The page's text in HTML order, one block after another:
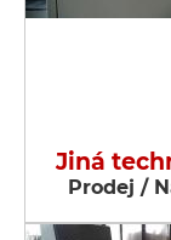
Jiná
Prodej /